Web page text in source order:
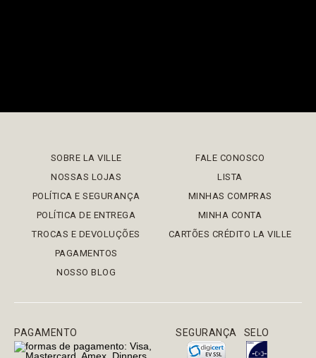
SOBRE LA VILLE
NOSSAS LOJAS
POLÍTICA E SEGURANÇA
POLÍTICA DE ENTREGA
TROCAS E DEVOLUÇÕES
PAGAMENTOS
NOSSO BLOG
FALE CONOSCO
LISTA
MINHAS COMPRAS
MINHA CONTA
CARTÕES CRÉDITO LA VILLE
PAGAMENTO SEGURANÇA SELO